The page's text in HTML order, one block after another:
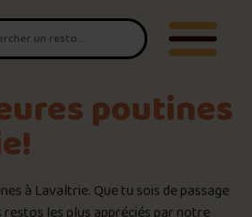
Ouvrir/
T'es un vrai
amateur de poutine?
Trouve une POUTZ sur la carte
poutines
à Lavaltrie. Que tu sois de passage